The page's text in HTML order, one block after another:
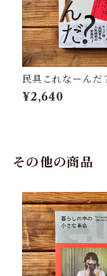
民具これなーん
者・宮本常一が美
した民具コレクシ
¥2,640
その他の商品